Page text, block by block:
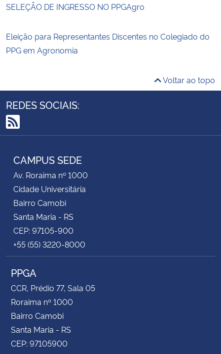
SELEÇÃO DE INGRESSO NO PPGAgro
Eleição para Representantes Discentes no Colegiado do
PPG em Agronomia
Voltar ao topo
REDES SOCIAIS:
RSS
CAMPUS SEDE
Av. Roraima nº 1000
Cidade Universitária
Bairro Camobi
Santa Maria - RS
CEP: 97105-900
+55 (55) 3220-8000
PPGA
CCR, Prédio 77, Sala 05
Roraima nº 1000
Bairro Camobi
Santa Maria - RS
CEP: 97105900